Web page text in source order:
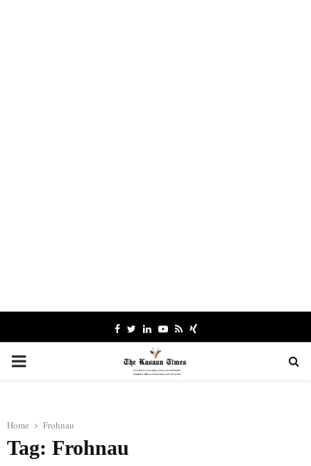
Facebook
TwitterLinkedinYoutube
RssXing
PRIMARY
Home Frohnau
Tag: Frohnau